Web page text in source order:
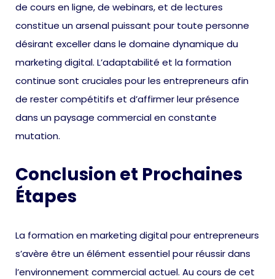
de cours en ligne, de webinars, et de lectures
constitue un arsenal puissant pour toute personne
désirant exceller dans le domaine dynamique du
marketing digital. L’adaptabilité et la formation
continue sont cruciales pour les entrepreneurs afin
de rester compétitifs et d’affirmer leur présence
dans un paysage commercial en constante
mutation.
Conclusion et Prochaines
Étapes
La formation en marketing digital pour entrepreneurs
s’avère être un élément essentiel pour réussir dans
l’environnement commercial actuel. Au cours de cet